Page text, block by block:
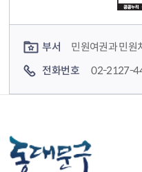
부서
민원여권과 민원
전화번호
02-2127-